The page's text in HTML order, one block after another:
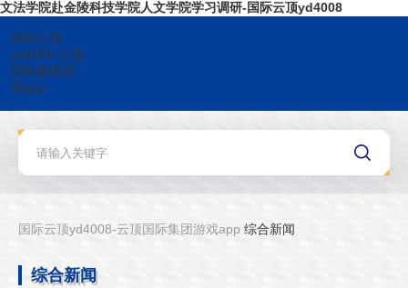
文法学院赴金陵科技学院人文学院学习调研-国际云顶yd4008
国际云顶
yd4008-云顶
国际集团游
戏app
国际云顶yd4008-云顶国际集团游戏app 综合新闻
综合新闻